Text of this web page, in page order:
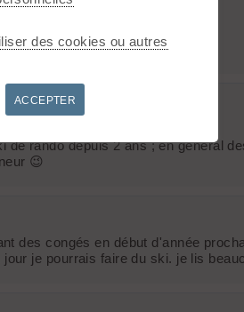
rando depuis 2 ans ; en général
😉
des congés en début d'année
je pourrais faire du ski. je lis
des cookies ou autres
ACCEPTER